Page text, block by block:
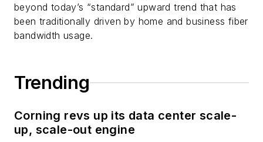
beyond today’s “standard” upward trend that has
been traditionally driven by home and business fiber
bandwidth usage.
Trending
Corning revs up its data center scale-
up, scale-out engine